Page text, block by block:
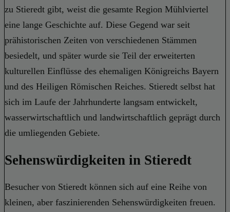
zu Stieredt gibt, weist die gesamte Region Mühlviertel
eine lange Geschichte auf. Diese Gegend war seit
prähistorischen Zeiten von verschiedenen Stämmen
besiedelt, und später wurde sie Teil der erweiterten
kulturellen Einflüsse des ehemaligen Königreichs Bayern
und des Heiligen Römischen Reiches. Stieredt selbst hat
sich im Laufe der Jahrhunderte langsam entwickelt,
wasserwirtschaftlich und landwirtschaftlich geprägt durch
die umliegenden Gebiete.
Sehenswürdigkeiten in Stieredt
Besucher von Stieredt können sich auf eine Reihe von
kleinen, aber faszinierenden Sehenswürdigkeiten freuen.